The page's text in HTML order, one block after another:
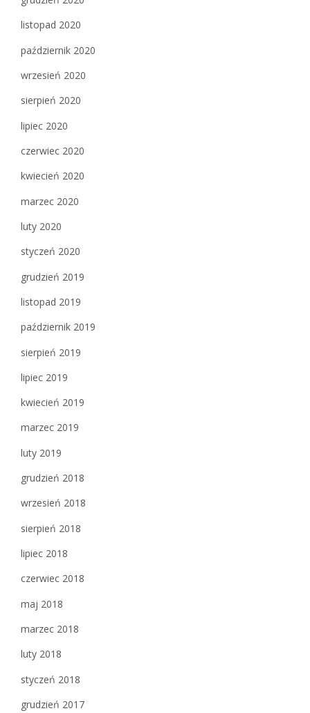
listopad 2020
październik 2020
wrzesień 2020
sierpień 2020
lipiec 2020
czerwiec 2020
kwiecień 2020
marzec 2020
luty 2020
styczeń 2020
grudzień 2019
listopad 2019
październik 2019
sierpień 2019
lipiec 2019
kwiecień 2019
marzec 2019
luty 2019
grudzień 2018
wrzesień 2018
sierpień 2018
lipiec 2018
czerwiec 2018
maj 2018
marzec 2018
luty 2018
styczeń 2018
grudzień 2017